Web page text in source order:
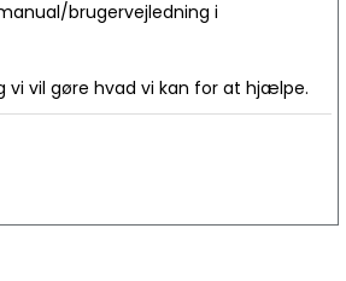
brugervejledning i
vi vil gøre hvad vi kan for at hjælpe.